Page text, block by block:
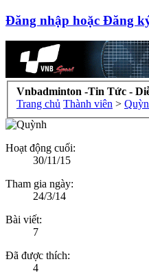
Đăng nhập hoặc Đăng
Vnbadminton -Tin Tức -
Trang chủ Thành viên >
Hoạt động cuối:
30/11/15
Tham gia ngày:
24/3/14
Bài viết:
7
Đã được thích:
4